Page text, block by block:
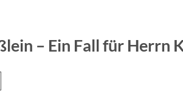
– Ein Fall für Herrn